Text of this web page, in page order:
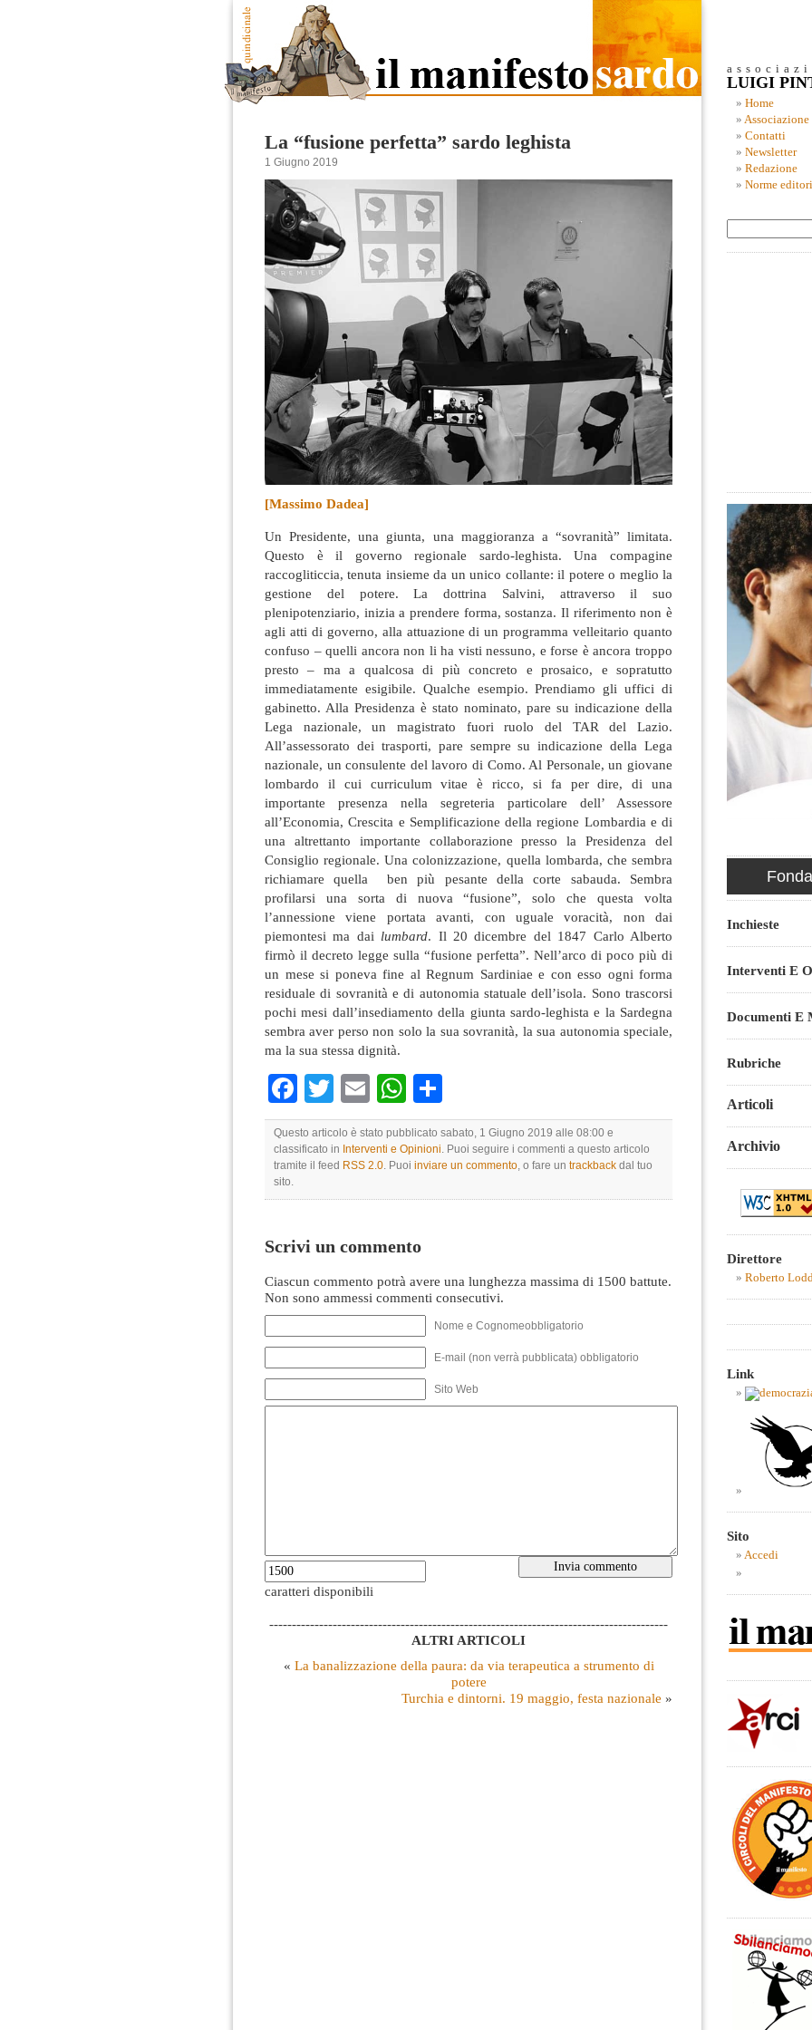
La “fusione perfetta” sardo leghista
1 Giugno 2019
[Massimo Dadea]
Un Presidente, una giunta, una maggioranza a “sovranità” limitata.
Questo è il governo regionale sardo-leghista. Una compagine
raccogliticcia, tenuta insieme da un unico collante: il potere o meglio la
gestione del potere. La dottrina Salvini, attraverso il suo
plenipotenziario, inizia a prendere forma, sostanza. Il riferimento non è
agli atti di governo, alla attuazione di un programma velleitario quanto
confuso – quelli ancora non li ha visti nessuno, e forse è ancora troppo
presto – ma a qualcosa di più concreto e prosaico, e sopratutto
immediatamente esigibile. Qualche esempio. Prendiamo gli uffici di
gabinetto. Alla Presidenza è stato nominato, pare su indicazione della
Lega nazionale, un magistrato fuori ruolo del TAR del Lazio.
All’assessorato dei trasporti, pare sempre su indicazione della Lega
nazionale, un consulente del lavoro di Como. Al Personale, un giovane
lombardo il cui curriculum vitae è ricco, si fa per dire, di una
importante presenza nella segreteria particolare dell’ Assessore
all’Economia, Crescita e Semplificazione della regione Lombardia e di
una altrettanto importante collaborazione presso la Presidenza del
Consiglio regionale. Una colonizzazione, quella lombarda, che sembra
richiamare quella ben più pesante della corte sabauda. Sembra
profilarsi una sorta di nuova “fusione”, solo che questa volta
l’annessione viene portata avanti, con uguale voracità, non dai
piemontesi ma dai lumbard. Il 20 dicembre del 1847 Carlo Alberto
firmò il decreto legge sulla “fusione perfetta”. Nell’arco di poco più di
un mese si poneva fine al Regnum Sardiniae e con esso ogni forma
residuale di sovranità e di autonomia statuale dell’isola. Sono trascorsi
pochi mesi dall’insediamento della giunta sardo-leghista e la Sardegna
sembra aver perso non solo la sua sovranità, la sua autonomia speciale,
ma la sua stessa dignità.
Facebook
TwitterEmailWhatsApp
Questo articolo è stato pubblicato sabato, 1 Giugno 2019 alle 08:00 e
classificato in Interventi e Opinioni. Puoi seguire i commenti a questo articolo
tramite il feed RSS 2.0. Puoi inviare un commento, o fare un trackback dal tuo
sito.
Scrivi un commento
Ciascun commento potrà avere una lunghezza massima di 1500 battute.
Non sono ammessi commenti consecutivi.
Nome e Cognomeobbligatorio
E-mail (non verrà pubblicata) obbligatorio
Sito Web
caratteri disponibili
----------------------------------------------------------------------------------------
ALTRI ARTICOLI
« La banalizzazione della paura: da via terapeutica a strumento di
potere
Turchia e dintorni. 19 maggio, festa nazionale »
LUIGI
Home
Associazione
Contatti
Newsletter
Redazione
Norme
Inchieste
Interventi E
Documenti E
Rubriche
Articoli
Archivio
Direttore
Roberto
Link
Sito
Accedi